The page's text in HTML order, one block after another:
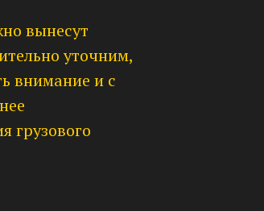
вынесут
уточним,
внимание и с
грузового